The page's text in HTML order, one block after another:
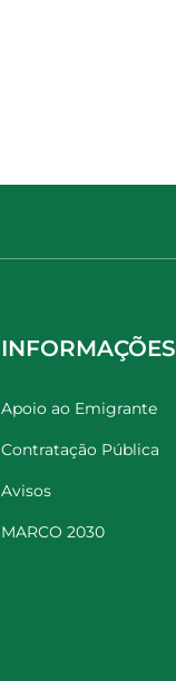
INFORMAÇÕES
Apoio ao Emigrante
Contratação Pública
Avisos
MARCO 2030